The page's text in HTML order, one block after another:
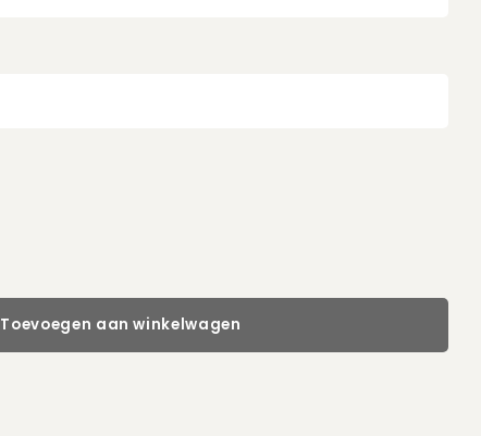
Toevoegen aan winkelwagen